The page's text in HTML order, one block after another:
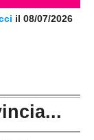
il 08/07/2026